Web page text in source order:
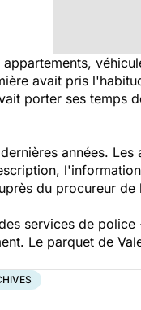
avait pris
porter ses temps
années. Les
du procureur de
services de
Le parquet de